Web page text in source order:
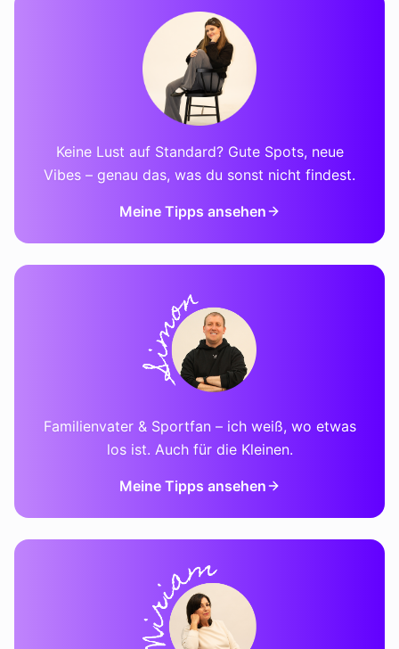
Keine Lust auf Standard? Gute Spots, neue
Vibes – genau das, was du sonst nicht findest.
Meine Tipps ansehen
Familienvater & Sportfan – ich weiß, wo etwas
los ist. Auch für die Kleinen.
Meine Tipps ansehen